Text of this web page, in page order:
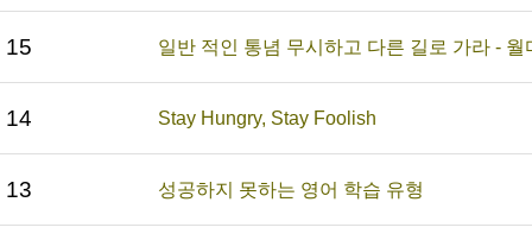
15 일반 적인 통념 무시하고 다른 길로 가라 -
14 Stay Hungry, Stay Foolish
13 성공하지 못하는 영어 학습 유형